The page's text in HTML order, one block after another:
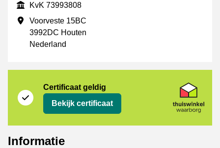
KvK
KvK 73993808
Vestigingsadres
Voorveste 15BC
3992DC Houten
Nederland
Certificaat geldig
Bekijk certificaat
Informatie